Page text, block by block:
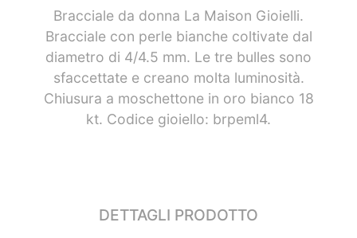
Bracciale da donna La Maison Gioielli.
Bracciale con perle bianche coltivate dal
diametro di 4/4.5 mm. Le tre bulles sono
sfaccettate e creano molta luminosità.
Chiusura a moschettone in oro bianco 18
kt. Codice gioiello: brpeml4.
DETTAGLI PRODOTTO